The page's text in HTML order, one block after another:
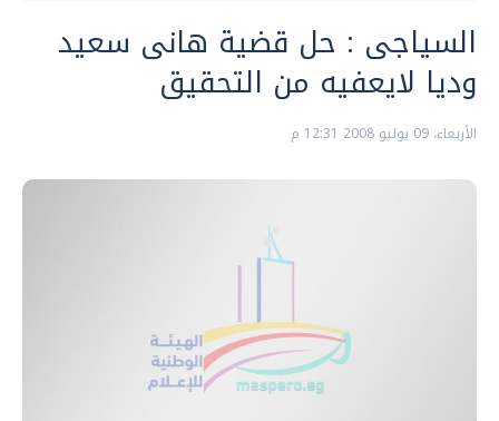
السياجى : حل قضية هانى سعيد
وديا لايعفيه من التحقيق
الأربعاء، 09 يوليو 2008 12:31 م